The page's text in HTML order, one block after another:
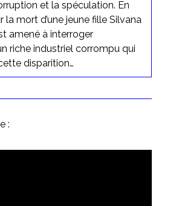
et la spéculation. En
la mort d’une jeune fille Silvana
amené à interroger
riche industriel corrompu qui
disparition…
: